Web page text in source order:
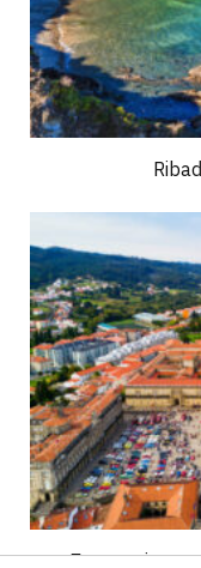
7 excursiones